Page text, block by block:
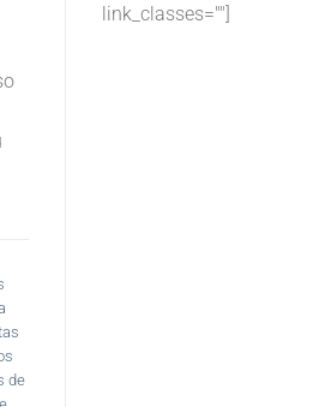
de
link_classes=""]